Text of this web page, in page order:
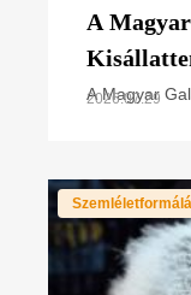
A
A Magyar
2026.07.29